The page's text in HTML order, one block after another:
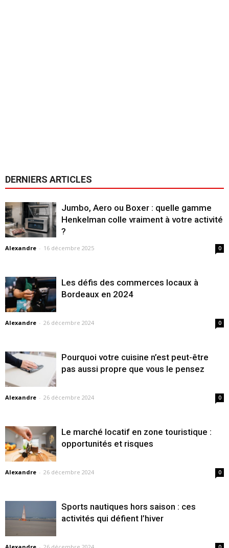
DERNIERS ARTICLES
Jumbo, Aero ou Boxer : quelle gamme
Henkelman colle vraiment à votre activité
?
Alexandre - 16 décembre 2025 0
Les défis des commerces locaux à
Bordeaux en 2024
Alexandre - 26 décembre 2024 0
Pourquoi votre cuisine n’est peut-être
pas aussi propre que vous le pensez
Alexandre - 26 décembre 2024 0
Le marché locatif en zone touristique :
opportunités et risques
Alexandre - 26 décembre 2024 0
Sports nautiques hors saison : ces
activités qui défient l’hiver